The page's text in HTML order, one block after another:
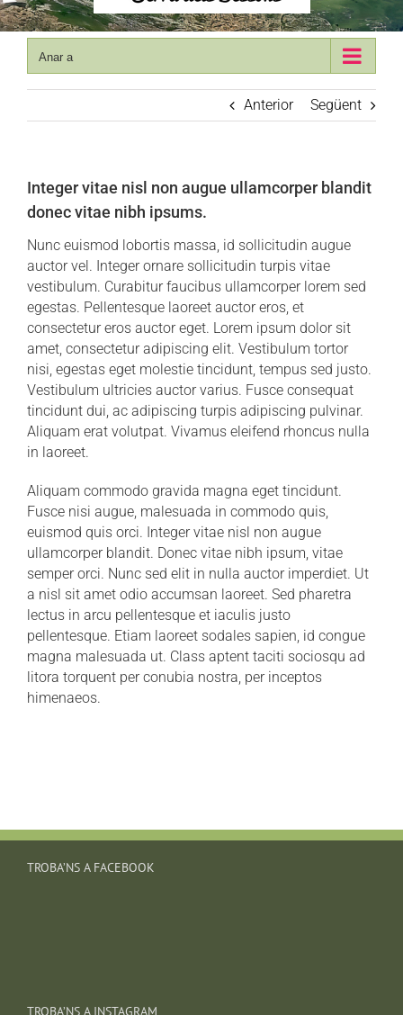
Anar a
Anterior Següent
Integer vitae nisl non augue ullamcorper blandit
donec vitae nibh ipsums.
Nunc euismod lobortis massa, id sollicitudin augue
auctor vel. Integer ornare sollicitudin turpis vitae
vestibulum. Curabitur faucibus ullamcorper lorem sed
egestas. Pellentesque laoreet auctor eros, et
consectetur eros auctor eget. Lorem ipsum dolor sit
amet, consectetur adipiscing elit. Vestibulum tortor
nisi, egestas eget molestie tincidunt, tempus sed justo.
Vestibulum ultricies auctor varius. Fusce consequat
tincidunt dui, ac adipiscing turpis adipiscing pulvinar.
Aliquam erat volutpat. Vivamus eleifend rhoncus nulla
in laoreet.
Aliquam commodo gravida magna eget tincidunt.
Fusce nisi augue, malesuada in commodo quis,
euismod quis orci. Integer vitae nisl non augue
ullamcorper blandit. Donec vitae nibh ipsum, vitae
semper orci. Nunc sed elit in nulla auctor imperdiet. Ut
a nisl sit amet odio accumsan laoreet. Sed pharetra
lectus in arcu pellentesque et iaculis justo
pellentesque. Etiam laoreet sodales sapien, id congue
magna malesuada ut. Class aptent taciti sociosqu ad
litora torquent per conubia nostra, per inceptos
himenaeos.
TROBA’NS A FACEBOOK
TROBA’NS A INSTAGRAM